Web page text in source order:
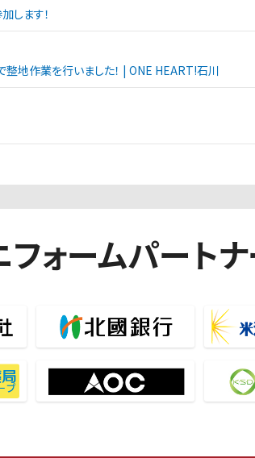
します！
整地作業を行いました！ | ONE HEART!石川
フォームパート